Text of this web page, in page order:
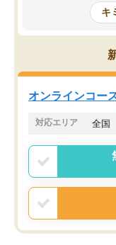
はなくなりました
講師の方との距離
チングのおかげで
ションを維持でき
る勉強」から「目
意識が変わったこ
キ
オンラインコー
対応エリア 全国